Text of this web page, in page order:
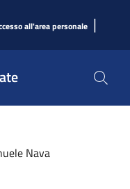
all'area personale |
Nava